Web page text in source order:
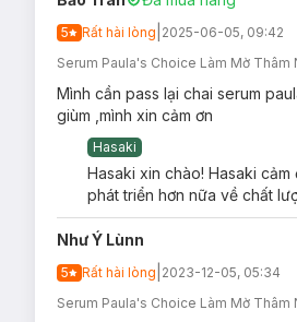
Loại da phù hợp:
Sản phẩm phù hợp cho mọi
Giải pháp cho tình trạng:
Da thâm sạm & xỉn màu.
Dalão hoá - nếp nhăn.
5 Rất hài lòng 2025-06-05, 09:42
Serum Paula's Choice Làm Mờ Thâm
Mình cần pass lại chai serum
giùm ,mình xin cảm ơn
Hasaki
Hasaki xin chào! Hasaki
phát triển hơn nữa về chất
Như Ý Lùnn
5 Rất hài lòng 2023-12-05, 05:34
Serum Paula's Choice Làm Mờ Thâm